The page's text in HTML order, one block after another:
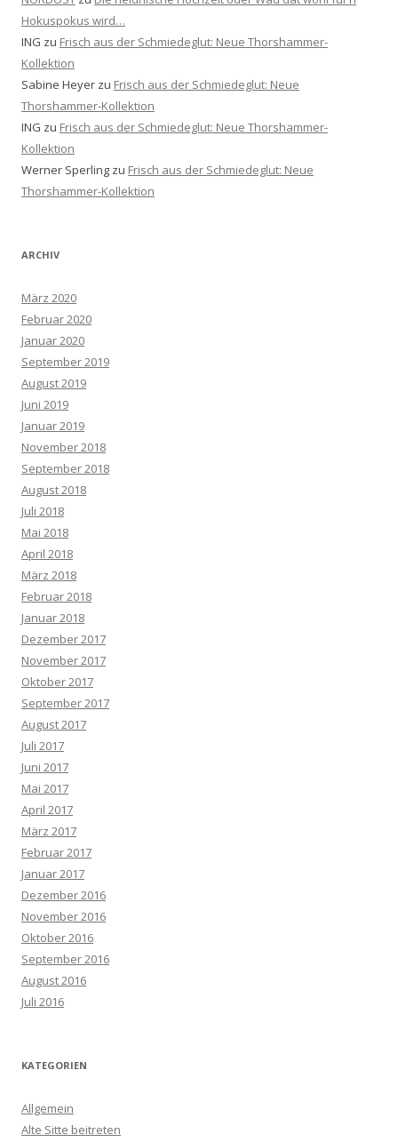
Hokuspokus wird…
ING zu Frisch aus der Schmiedeglut: Neue Thorshammer-
Kollektion
Sabine Heyer zu Frisch aus der Schmiedeglut: Neue
Thorshammer-Kollektion
ING zu Frisch aus der Schmiedeglut: Neue Thorshammer-
Kollektion
Werner Sperling zu Frisch aus der Schmiedeglut: Neue
Thorshammer-Kollektion
ARCHIV
März 2020
Februar 2020
Januar 2020
September 2019
August 2019
Juni 2019
Januar 2019
November 2018
September 2018
August 2018
Juli 2018
Mai 2018
April 2018
März 2018
Februar 2018
Januar 2018
Dezember 2017
November 2017
Oktober 2017
September 2017
August 2017
Juli 2017
Juni 2017
Mai 2017
April 2017
März 2017
Februar 2017
Januar 2017
Dezember 2016
November 2016
Oktober 2016
September 2016
August 2016
Juli 2016
KATEGORIEN
Allgemein
Alte Sitte beitreten